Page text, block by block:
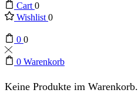
Cart 0
Wishlist 0
0 0
0 Warenkorb
Keine Produkte im Warenkorb.